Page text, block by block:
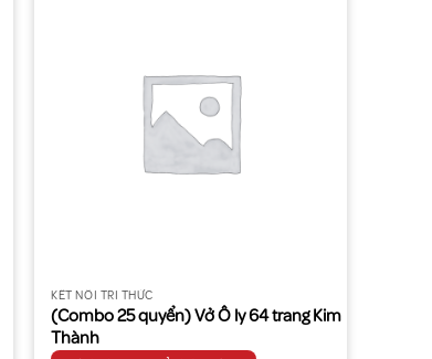
KẾT NỐI TRI THỨC
(Combo 25 quyển) Vở Ô ly 64 trang Kim
Thành